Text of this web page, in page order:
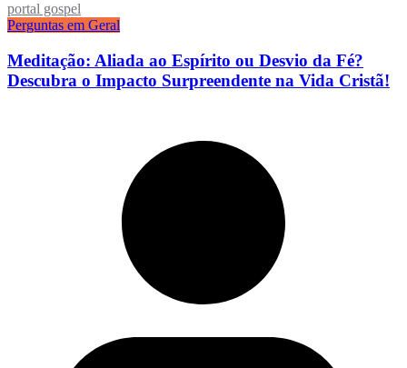
portal gospel
Perguntas em Geral
Meditação: Aliada ao Espírito ou Desvio da Fé?
Descubra o Impacto Surpreendente na Vida Cristã!